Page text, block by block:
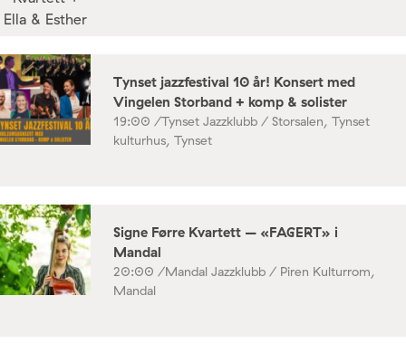
Tynset jazzfestival 10 år! Konsert med
Vingelen Storband + komp & solister
19:00 /Tynset Jazzklubb / Storsalen, Tynset
kulturhus, Tynset
Signe Førre Kvartett – «FAGERT» i
Mandal
20:00 /Mandal Jazzklubb / Piren Kulturrom,
Mandal